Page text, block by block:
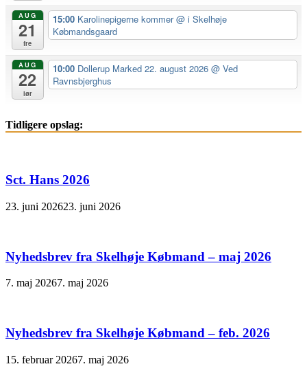
AUG
21
fre
15:00 Karolinepigerne kommer@ i Skelhøje
Købmandsgaard
AUG
22
lør
10:00 Dollerup Marked 22. august 2026 @ Ved
Ravnsbjerghus
Tidligere opslag:
Sct. Hans 2026
23. juni 202623. juni 2026
Nyhedsbrev fra Skelhøje Købmand – maj 2026
7. maj 20267. maj 2026
Nyhedsbrev fra Skelhøje Købmand – feb. 2026
15. februar 20267. maj 2026